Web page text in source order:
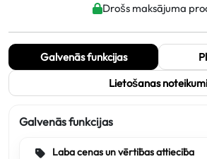
Drošs maksājuma
Galvenās funkcijas
Lietošanas noteikumi
Galvenās funkcijas
Laba cenas un vērtības attiecība